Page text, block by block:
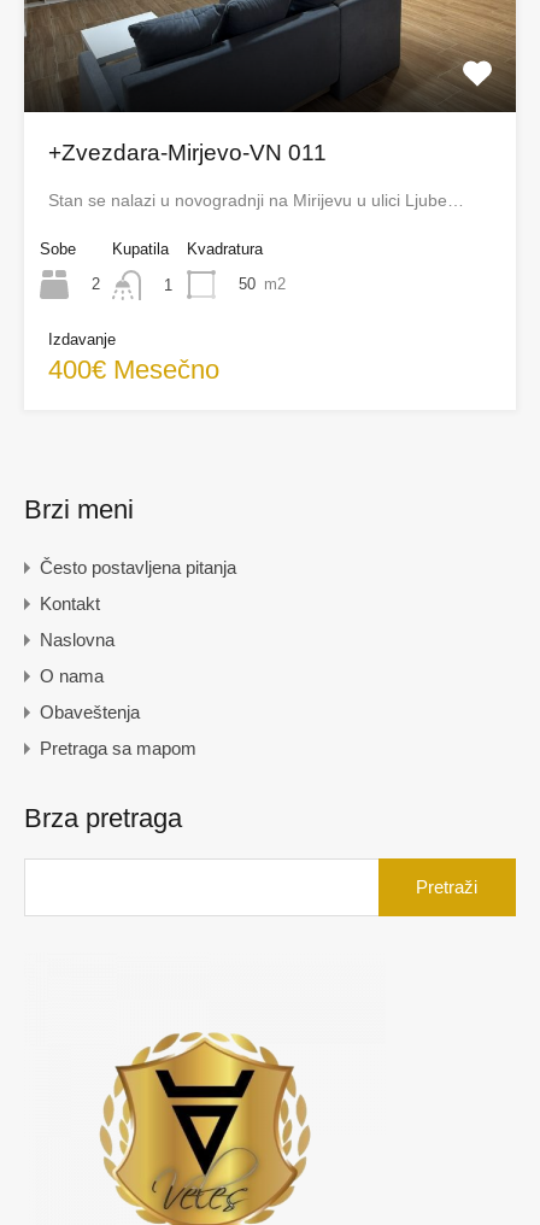
+Zvezdara-Mirjevo-VN 011
Stan se nalazi u novogradnji na Mirijevu u ulici Ljube…
Sobe
2
Kupatila
1
Kvadratura
50 m2
Izdavanje
400€ Mesečno
Brzi meni
Često postavljena pitanja
Kontakt
Naslovna
O nama
Obaveštenja
Pretraga sa mapom
Brza pretraga